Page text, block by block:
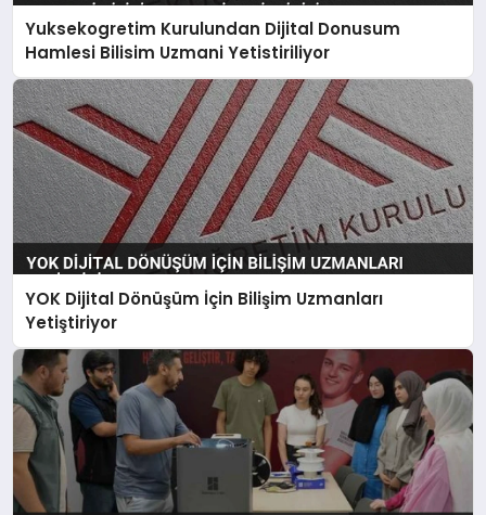
Yuksekogretim Kurulundan Dijital Donusum
Hamlesi Bilisim Uzmani Yetistiriliyor
YOK Dijital Dönüşüm İçin Bilişim Uzmanları
Yetiştiriyor